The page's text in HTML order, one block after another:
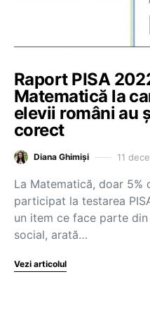
Raport PISA
Matematică la
elevii români au
corect
Diana Ghimiși 11
La Matematică, doar 5%
participat la testarea
un item ce face parte
social, arată…
Vezi articolul